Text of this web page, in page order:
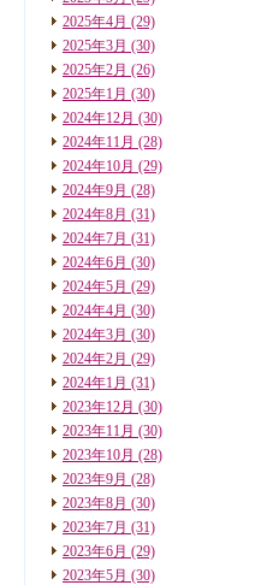
2025年4月 (29)
2025年3月 (30)
2025年2月 (26)
2025年1月 (30)
2024年12月 (30)
2024年11月 (28)
2024年10月 (29)
2024年9月 (28)
2024年8月 (31)
2024年7月 (31)
2024年6月 (30)
2024年5月 (29)
2024年4月 (30)
2024年3月 (30)
2024年2月 (29)
2024年1月 (31)
2023年12月 (30)
2023年11月 (30)
2023年10月 (28)
2023年9月 (28)
2023年8月 (30)
2023年7月 (31)
2023年6月 (29)
2023年5月 (30)